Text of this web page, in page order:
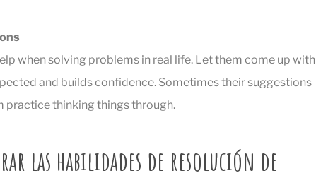
when solving problems in real life. Let them come up with
and builds confidence. Sometimes their suggestions
practice thinking things through.
las habilidades de resolución de